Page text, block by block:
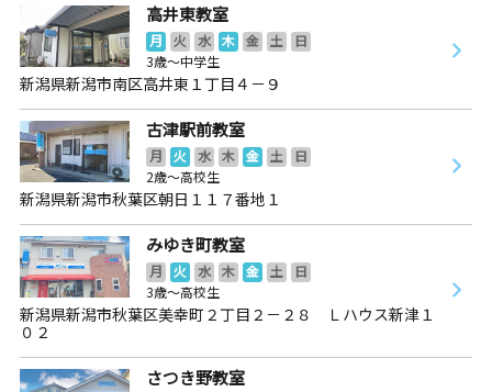
高井東教室
月 火 水 木 金 土
日
3歳～中学生
新潟県新潟市南区高井東１丁目４－９
古津駅前教室
月 火 水 木 金 土
日
2歳～高校生
新潟県新潟市秋葉区朝日１１７番地１
みゆき町教室
月 火 水 木 金 土
日
3歳～高校生
新潟県新潟市秋葉区美幸町２丁目２－２８ Ｌハウス新津１
０２
さつき野教室